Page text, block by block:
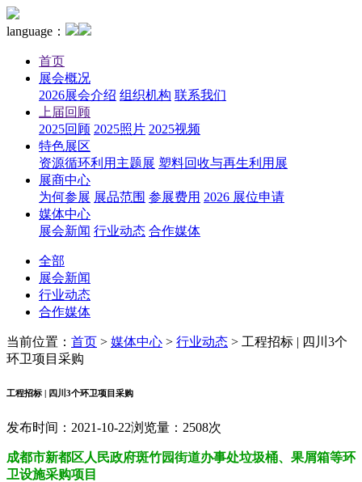
language：
首页
展会概况
2026展会介绍 组织机构 联系我们
上届回顾
2025回顾 2025照片 2025视频
特色展区
资源循环利用主题展 塑料回收与再生利用展
展商中心
为何参展 展品范围 参展费用 2026 展位申请
媒体中心
展会新闻 行业动态 合作媒体
全部
展会新闻
行业动态
合作媒体
当前位置： 首页 > 媒体中心 > 行业动态 > 工程招标 | 四川3个
环卫项目采购
工程招标 | 四川3个环卫项目采购
发布时间：2021-10-22浏览量：2508次
成都市新都区人民政府斑竹园街道办事处垃圾桶、果屑箱等环
卫设施采购项目